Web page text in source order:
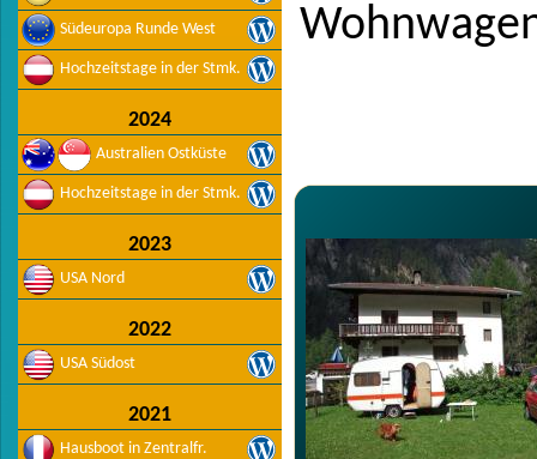
Südeuropa Runde West
Hochzeitstage in der Stmk.
2024
Australien Ostküste
Hochzeitstage in der Stmk.
2023
USA Nord
2022
USA Südost
2021
Hausboot in Zentralfr.